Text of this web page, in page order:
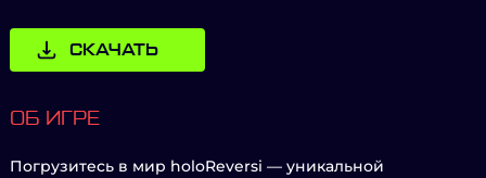
СКАЧАТЬ
ОБ ИГРЕ
Погрузитесь в мир holoReversi — уникальной